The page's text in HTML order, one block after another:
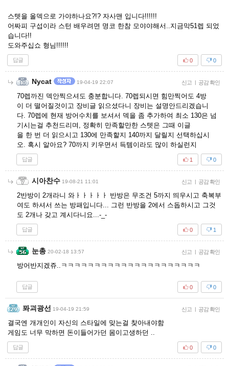
스텟을 올덱으로 가야하나요?!? 자사맨 입니다!!!!!!
어짜피 구섭이라 스턴 배우려면 명코 한참 모야야해서..지금막51렙 되었
습니다!!
도와주십쇼 형님!!!!!!
답글 0
0
Nycat 19-04-19 22:07 신고 | 공감 확인
70렙까진 덱안찍으셔도 충분합니다. 70렙되시면 힘만찍어도 4방
이 더 떨어질것이고 장비글 읽으셨다니 장비는 설명안드리겠습니
다. 70렙에 현재 방어수치를 보셔서 덱을 좀 추가하여 최소 130은 넘
기시는걸 추천드리며, 정확히 만족할만한 스텟은 그때 이글
을 한 번 더 읽으시고 130에 만족할지 140까지 달릴지 선택하십시
오. 혹시 알아요? 70까지 키우면서 득템이라도 많이 하실런지
답글 0
1
시아찬수 19-08-21 11:01 신고 | 공감 확인
2반방이 2개라니 와ㅏㅏㅏㅏㅏ 반방은 무조건 5까지 띄우시고 축복부
여도 하셔서 쓰는 방패입니다... 그런 반방을 2에서 스돕하시고 그것
도 2개나 갖고 계시다니요...-_-
답글 1
0
눈총 20-02-18 13:57 신고 | 공감 확인
방어반지겠쥬..ㅋㅋㅋㅋㅋㅋㅋㅋㅋㅋㅋㅋㅋㅋㅋㅋㅋㅋㅋㅋㅋ
답글 0
0
퐈괴광선 19-04-19 21:59 신고 | 공감 확인
결국엔 개개인이 자신의 스타일에 맞는걸 찾아내야함
게임도 너무 막하면 돈이들어가던 몸이고생하던 ..
답글 0
0